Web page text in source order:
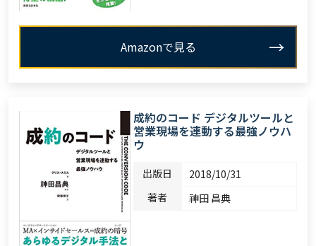
Amazonで見る
成約のコード デジタルツールと
営業現場を連動する最強ノウハ
ウ
出版日
2018/10/31
著者
神田 昌典